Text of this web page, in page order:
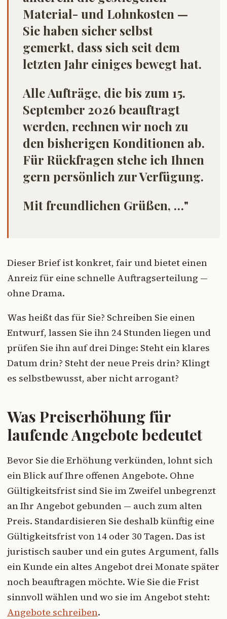
Material- und Lohnkosten —
Sie haben sicher selbst
gemerkt, dass sich seit dem
letzten Jahr einiges bewegt hat.
Alle Aufträge, die bis zum 15.
September 2026 beauftragt
werden, rechnen wir noch zu
den bisherigen Konditionen ab.
Für Rückfragen stehe ich Ihnen
gern persönlich zur Verfügung.
Mit freundlichen Grüßen, …"
Dieser Brief ist konkret, fair und bietet einen
Anreiz für eine schnelle Auftragserteilung —
ohne Drama.
Was heißt das für Sie? Schreiben Sie einen
Entwurf, lassen Sie ihn 24 Stunden liegen und
prüfen Sie ihn auf drei Dinge: Steht ein klares
Datum drin? Steht der neue Preis drin? Klingt
es selbstbewusst, aber nicht arrogant?
Was Preiserhöhung für
laufende Angebote bedeutet
Bevor Sie die Erhöhung verkünden, lohnt sich
ein Blick auf Ihre offenen Angebote. Ohne
Gültigkeitsfrist sind Sie im Zweifel unbegrenzt
an Ihr Angebot gebunden — auch zum alten
Preis. Standardisieren Sie deshalb künftig eine
Gültigkeitsfrist von 14 oder 30 Tagen. Das ist
juristisch sauber und ein gutes Argument, falls
ein Kunde ein altes Angebot drei Monate später
noch beauftragen möchte. Wie Sie die Frist
sinnvoll wählen und wo sie im Angebot steht:
Angebote schreiben.